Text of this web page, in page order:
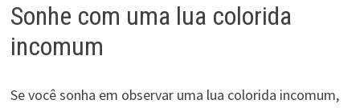
Sonhe com uma lua colorida
incomum
Se você sonha em observar uma lua colorida incomum,